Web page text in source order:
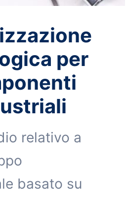
per
relativo a
basato su